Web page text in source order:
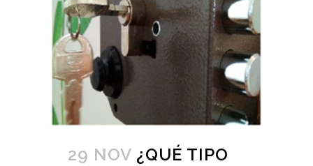
29 NOV ¿QUÉ TIPO